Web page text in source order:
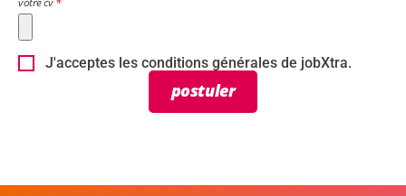
J'acceptes les conditions générales de jobXtra.
postuler